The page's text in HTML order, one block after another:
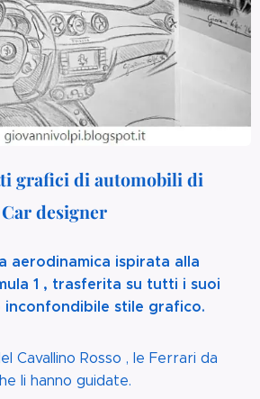
grafici di automobili di
designer
aerodinamica ispirata alla
1 , trasferita su tutti i suoi
stile grafico.
Cavallino Rosso , le Ferrari da
li hanno guidate.